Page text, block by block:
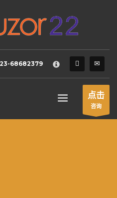
let us know, by sending an
68682379
点击
咨询